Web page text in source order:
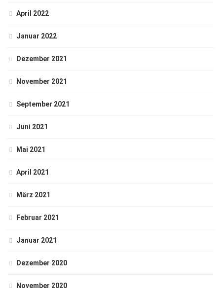
April 2022
Januar 2022
Dezember 2021
November 2021
September 2021
Juni 2021
Mai 2021
April 2021
März 2021
Februar 2021
Januar 2021
Dezember 2020
November 2020